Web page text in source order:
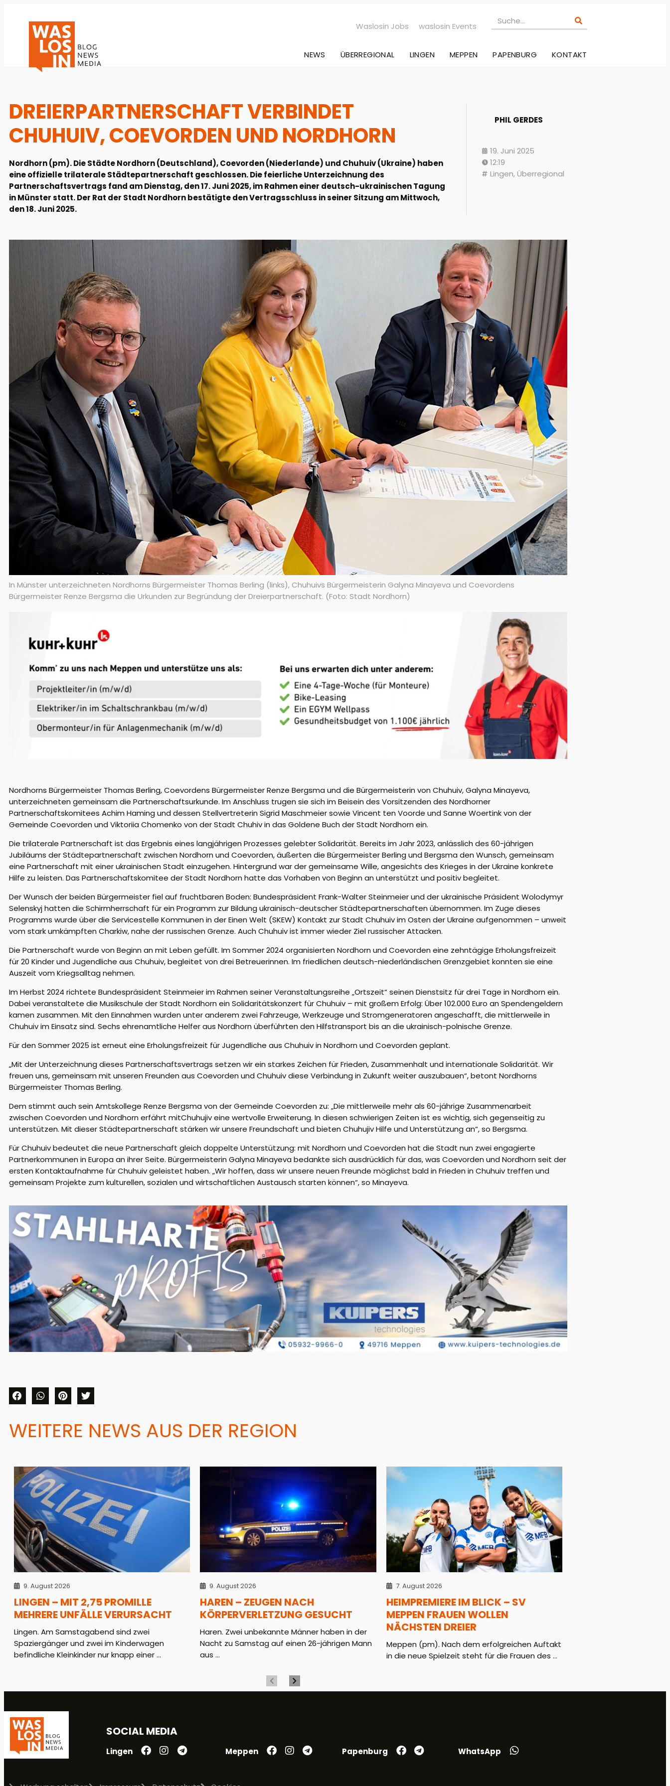
Waslosin Jobs waslosin Events
NEWS ÜBERREGIONAL LINGEN MEPPEN PAPENBURG KONTAKT
DREIERPARTNERSCHAFT VERBINDET
CHUHUIV, COEVORDEN UND NORDHORN
Nordhorn (pm). Die Städte Nordhorn (Deutschland), Coevorden (Niederlande) und Chuhuiv (Ukraine) haben
eine offizielle trilaterale Städtepartnerschaft geschlossen. Die feierliche Unterzeichnung des
Partnerschaftsvertrags fand am Dienstag, den 17. Juni 2025, im Rahmen einer deutsch-ukrainischen Tagung
in Münster statt. Der Rat der Stadt Nordhorn bestätigte den Vertragsschluss in seiner Sitzung am Mittwoch,
den 18. Juni 2025.
PHIL GERDES
19. Juni 2025
12:19
Lingen,Überregional
In Münster unterzeichneten Nordhorns Bürgermeister Thomas Berling (links), Chuhuivs Bürgermeisterin Galyna Minayeva und Coevordens
Bürgermeister Renze Bergsma die Urkunden zur Begründung der Dreierpartnerschaft. (Foto: Stadt Nordhorn)
Nordhorns Bürgermeister Thomas Berling, Coevordens Bürgermeister Renze Bergsma und die Bürgermeisterin von Chuhuiv, Galyna Minayeva,
unterzeichneten gemeinsam die Partnerschaftsurkunde. Im Anschluss trugen sie sich im Beisein des Vorsitzenden des Nordhorner
Partnerschaftskomitees Achim Haming und dessen Stellvertreterin Sigrid Maschmeier sowie Vincent ten Voorde und Sanne Woertink von der
Gemeinde Coevorden und Viktoriia Chomenko von der Stadt Chuhiv in das Goldene Buch der Stadt Nordhorn ein.
Die trilaterale Partnerschaft ist das Ergebnis eines langjährigen Prozesses gelebter Solidarität. Bereits im Jahr 2023, anlässlich des 60-jährigen
Jubiläums der Städtepartnerschaft zwischen Nordhorn und Coevorden, äußerten die Bürgermeister Berling und Bergsma den Wunsch, gemeinsam
eine Partnerschaft mit einer ukrainischen Stadt einzugehen. Hintergrund war der gemeinsame Wille, angesichts des Krieges in der Ukraine konkrete
Hilfe zu leisten. Das Partnerschaftskomitee der Stadt Nordhorn hatte das Vorhaben von Beginn an unterstützt und positiv begleitet.
Der Wunsch der beiden Bürgermeister fiel auf fruchtbaren Boden: Bundespräsident Frank-Walter Steinmeier und der ukrainische Präsident Wolodymyr
Selenskyj hatten die Schirmherrschaft für ein Programm zur Bildung ukrainisch-deutscher Städtepartnerschaften übernommen. Im Zuge dieses
Programms wurde über die Servicestelle Kommunen in der Einen Welt (SKEW) Kontakt zur Stadt Chuhuiv im Osten der Ukraine aufgenommen – unweit
vom stark umkämpften Charkiw, nahe der russischen Grenze. Auch Chuhuiv ist immer wieder Ziel russischer Attacken.
Die Partnerschaft wurde von Beginn an mit Leben gefüllt. Im Sommer 2024 organisierten Nordhorn und Coevorden eine zehntägige Erholungsfreizeit
für 20 Kinder und Jugendliche aus Chuhuiv, begleitet von drei Betreuerinnen. Im friedlichen deutsch-niederländischen Grenzgebiet konnten sie eine
Auszeit vom Kriegsalltag nehmen.
Im Herbst 2024 richtete Bundespräsident Steinmeier im Rahmen seiner Veranstaltungsreihe „Ortszeit“ seinen Dienstsitz für drei Tage in Nordhorn ein.
Dabei veranstaltete die Musikschule der Stadt Nordhorn ein Solidaritätskonzert für Chuhuiv – mit großem Erfolg: Über 102.000 Euro an Spendengeldern
kamen zusammen. Mit den Einnahmen wurden unter anderem zwei Fahrzeuge, Werkzeuge und Stromgeneratoren angeschafft, die mittlerweile in
Chuhuiv im Einsatz sind. Sechs ehrenamtliche Helfer aus Nordhorn überführten den Hilfstransport bis an die ukrainisch-polnische Grenze.
Für den Sommer 2025 ist erneut eine Erholungsfreizeit für Jugendliche aus Chuhuiv in Nordhorn und Coevorden geplant.
„Mit der Unterzeichnung dieses Partnerschaftsvertrags setzen wir ein starkes Zeichen für Frieden, Zusammenhalt und internationale Solidarität. Wir
freuen uns, gemeinsam mit unseren Freunden aus Coevorden und Chuhuiv diese Verbindung in Zukunft weiter auszubauen“, betont Nordhorns
Bürgermeister Thomas Berling.
Dem stimmt auch sein Amtskollege Renze Bergsma von der Gemeinde Coevorden zu: „Die mittlerweile mehr als 60-jährige Zusammenarbeit
zwischen Coevorden und Nordhorn erfährt mitChuhujiv eine wertvolle Erweiterung. In diesen schwierigen Zeiten ist es wichtig, sich gegenseitig zu
unterstützen. Mit dieser Städtepartnerschaft stärken wir unsere Freundschaft und bieten Chuhujiv Hilfe und Unterstützung an“, so Bergsma.
Für Chuhuiv bedeutet die neue Partnerschaft gleich doppelte Unterstützung: mit Nordhorn und Coevorden hat die Stadt nun zwei engagierte
Partnerkommunen in Europa an ihrer Seite. Bürgermeisterin Galyna Minayeva bedankte sich ausdrücklich für das, was Coevorden und Nordhorn seit der
ersten Kontaktaufnahme für Chuhuiv geleistet haben. „Wir hoffen, dass wir unsere neuen Freunde möglichst bald in Frieden in Chuhuiv treffen und
gemeinsam Projekte zum kulturellen, sozialen und wirtschaftlichen Austausch starten können“, so Minayeva.
WEITERE NEWS AUS DER REGION
9. August 2026
LINGEN – MIT 2,75 PROMILLE
MEHRERE UNFÄLLE VERURSACHT
Lingen. Am Samstagabend sind zwei
Spaziergänger und zwei im Kinderwagen
befindliche Kleinkinder nur knapp einer ...
9. August 2026
HAREN – ZEUGEN NACH
KÖRPERVERLETZUNG GESUCHT
Haren. Zwei unbekannte Männer haben in der
Nacht zu Samstag auf einen 26-jährigen Mann
aus ...
7. August 2026
HEIMPREMIERE IM BLICK – SV
MEPPEN FRAUEN WOLLEN
NÄCHSTEN DREIER
Meppen (pm). Nach dem erfolgreichen Auftakt
in die neue Spielzeit steht für die Frauen des ...
SOCIAL MEDIA
Lingen Meppen Papenburg WhatsApp